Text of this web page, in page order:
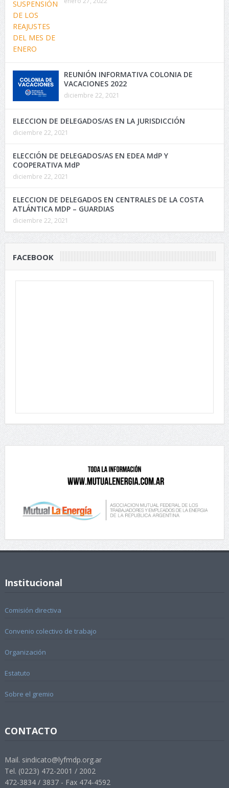
REUNIÓN INFORMATIVA COLONIA DE
VACACIONES 2022
diciembre 22, 2021
ELECCION DE DELEGADOS/AS EN LA JURISDICCIÓN
diciembre 22, 2021
ELECCIÓN DE DELEGADOS/AS EN EDEA MdP Y
COOPERATIVA MdP
diciembre 22, 2021
ELECCION DE DELEGADOS EN CENTRALES DE LA COSTA
ATLÁNTICA MDP – GUARDIAS
diciembre 22, 2021
FACEBOOK
Institucional
Comisión directiva
Convenio colectivo de trabajo
Organización
Estatuto
Sobre el gremio
CONTACTO
Mail. sindicato@lyfmdp.org.ar
Tel. (0223) 472-2001 / 2002
472-3834 / 3837 - Fax 474-4592